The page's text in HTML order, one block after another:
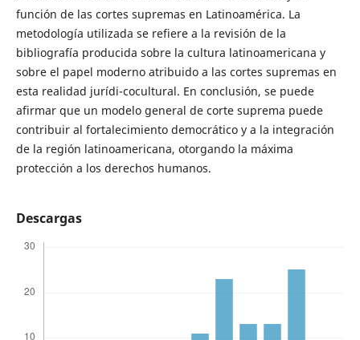
función de las cortes supremas en Latinoamérica. La
metodología utilizada se refiere a la revisión de la
bibliografía producida sobre la cultura latinoamericana y
sobre el papel moderno atribuido a las cortes supremas en
esta realidad jurídi-cocultural. En conclusión, se puede
afirmar que un modelo general de corte suprema puede
contribuir al fortalecimiento democrático y a la integración
de la región latinoamericana, otorgando la máxima
protección a los derechos humanos.
Descargas